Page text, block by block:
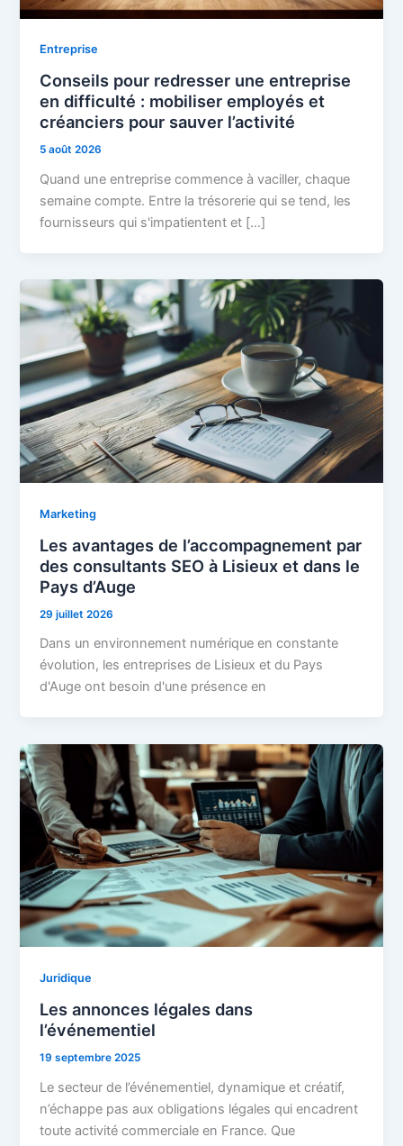
Entreprise
Conseils pour redresser une entreprise
en difficulté : mobiliser employés et
créanciers pour sauver l’activité
5 août 2026
Quand une entreprise commence à vaciller, chaque
semaine compte. Entre la trésorerie qui se tend, les
fournisseurs qui s'impatientent et […]
Marketing
Les avantages de l’accompagnement par
des consultants SEO à Lisieux et dans le
Pays d’Auge
29 juillet 2026
Dans un environnement numérique en constante
évolution, les entreprises de Lisieux et du Pays
d'Auge ont besoin d'une présence en
Juridique
Les annonces légales dans
l’événementiel
19 septembre 2025
Le secteur de l’événementiel, dynamique et créatif,
n’échappe pas aux obligations légales qui encadrent
toute activité commerciale en France. Que